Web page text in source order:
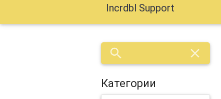
Incrdbl Support
search close
Категории